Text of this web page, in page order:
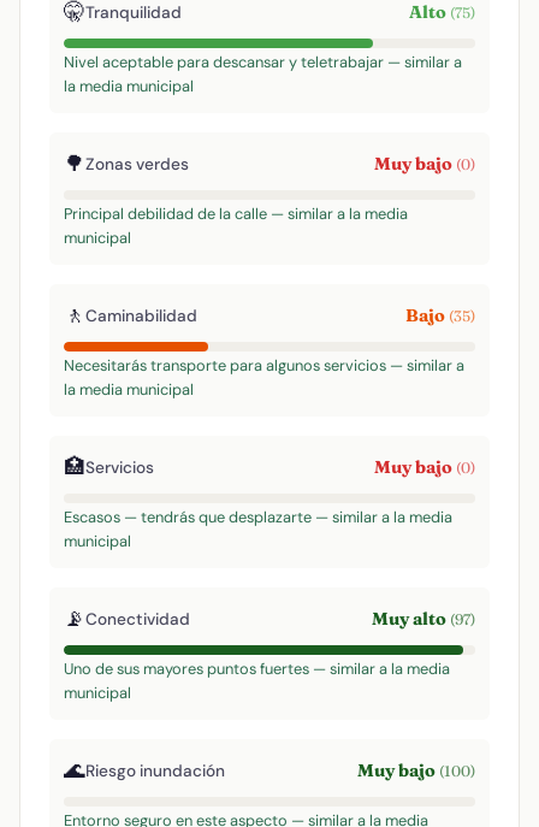
🤫Tranquilidad Alto (75)
Nivel aceptable para descansar y teletrabajar — similar a
la media municipal
🌳Zonas verdes Muy bajo (0)
Principal debilidad de la calle — similar a la media
municipal
🚶 Caminabilidad Bajo (35)
Necesitarás transporte para algunos servicios — similar a
la media municipal
🏥Servicios Muy bajo (0)
Escasos — tendrás que desplazarte — similar a la media
municipal
📡Conectividad Muy alto (97)
Uno de sus mayores puntos fuertes — similar a la media
municipal
🌊Riesgo inundación Muy bajo (100)
Entorno seguro en este aspecto — similar a la media